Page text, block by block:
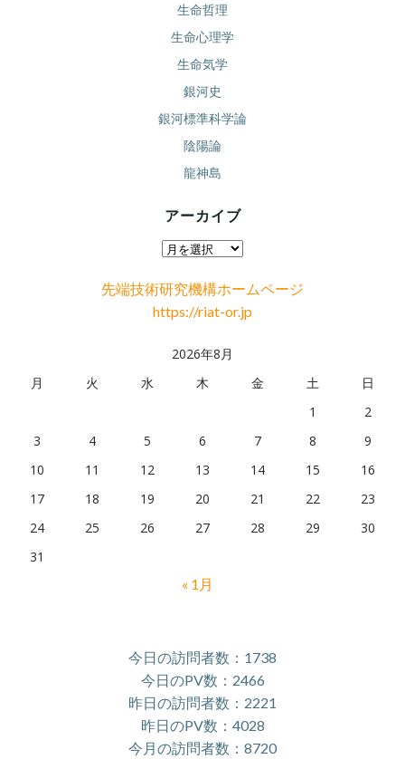
生命哲理
生命心理学
生命気学
銀河史
銀河標準科学論
陰陽論
龍神島
アーカイブ
ア
カ
イ
先端技術研究機構ホームページ
https://riat-or.jp
2026年8月
月
火 水 木 金 土
日
1
2
3
4 5 6 7 8
9
10
11 12 13 14 15
16
17
18 19 20 21 22
23
24
25 26 27 28 29
30
31
« 1月
今日の訪問者数：1738
今日のPV数：2466
昨日の訪問者数：2221
昨日のPV数：4028
今月の訪問者数：8720